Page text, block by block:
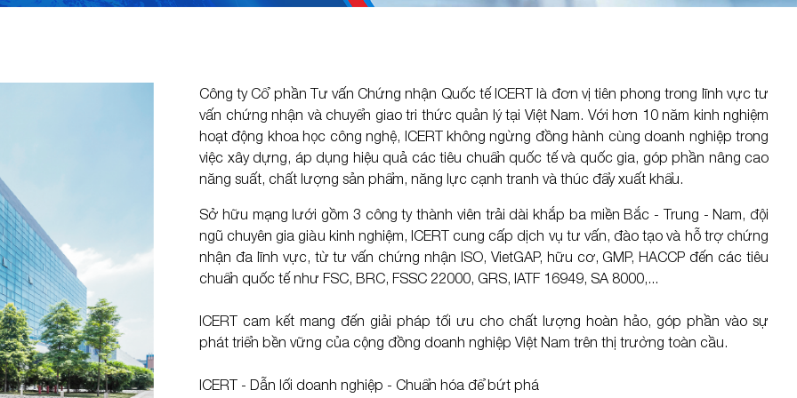
C-TPAT
TAPA
ISO 28000
SCS
WALMART
COSTCO
Disney
ADIDAS
Xem thêm
FDA
FDA Thái Lan & Philippines
KFDA
FCE & SID
FSVP
Xem thêm
ISO 9001
ISO 14001
ISO 45001
THÔNG TIN
Công ty Cổ phần Tư vấn Chứng nhận Quốc tế ICERT là đơn vị tiên phong trong lĩnh vực tư
vấn chứng nhận và chuyển giao tri thức quản lý tại Việt Nam. Với hơn 10 năm kinh nghiệm
hoạt động khoa học công nghệ, ICERT không ngừng đồng hành cùng doanh nghiệp trong
việc xây dựng, áp dụng hiệu quả các tiêu chuẩn quốc tế và quốc gia, góp phần nâng cao
năng suất, chất lượng sản phẩm, năng lực cạnh tranh và thúc đẩy xuất khẩu.
Sở hữu mạng lưới gồm 3 công ty thành viên trải dài khắp ba miền Bắc - Trung - Nam, đội
ngũ chuyên gia giàu kinh nghiệm, ICERT cung cấp dịch vụ tư vấn, đào tạo và hỗ trợ chứng
nhận đa lĩnh vực, từ tư vấn chứng nhận ISO, VietGAP, hữu cơ, GMP, HACCP đến các tiêu
chuẩn quốc tế như FSC, BRC, FSSC 22000, GRS, IATF 16949, SA 8000,...
ICERT cam kết mang đến giải pháp tối ưu cho chất lượng hoàn hảo, góp phần vào sự
phát triển bền vững của cộng đồng doanh nghiệp Việt Nam trên thị trường toàn cầu.
ICERT - Dẫn lối doanh nghiệp - Chuẩn hóa để bứt phá